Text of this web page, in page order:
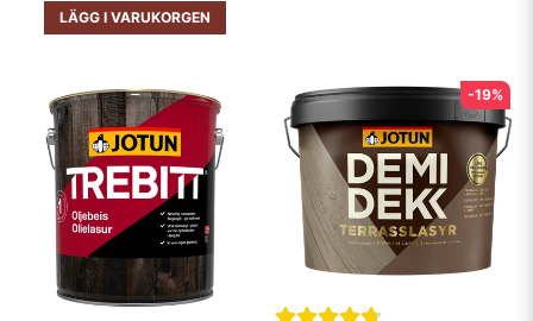
LÄGG I VARUKORGEN
-19%